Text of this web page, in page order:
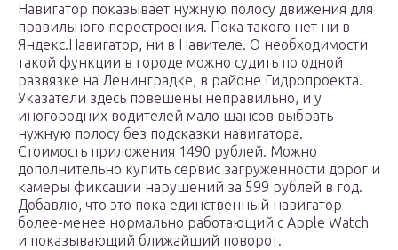
Навигатор показывает нужную полосу движения для
правильного перестроения. Пока такого нет ни в
Яндекс.Навигатор, ни в Навителе. О необходимости
такой функции в городе можно судить по одной
развязке на Ленинградке, в районе Гидропроекта.
Указатели здесь повешены неправильно, и у
иногородних водителей мало шансов выбрать
нужную полосу без подсказки навигатора.
Стоимость приложения 1490 рублей. Можно
дополнительно купить сервис загруженности дорог и
камеры фиксации нарушений за 599 рублей в год.
Добавлю, что это пока единственный навигатор
более-менее нормально работающий с Apple Watch
и показывающий ближайший поворот.